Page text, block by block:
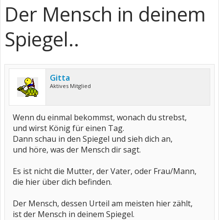
Der Mensch in deinem
Spiegel..
Gitta
Aktives Mitglied
Wenn du einmal bekommst, wonach du strebst,
und wirst König für einen Tag.
Dann schau in den Spiegel und sieh dich an,
und höre, was der Mensch dir sagt.
Es ist nicht die Mutter, der Vater, oder Frau/Mann,
die hier über dich befinden.
Der Mensch, dessen Urteil am meisten hier zählt,
ist der Mensch in deinem Spiegel.